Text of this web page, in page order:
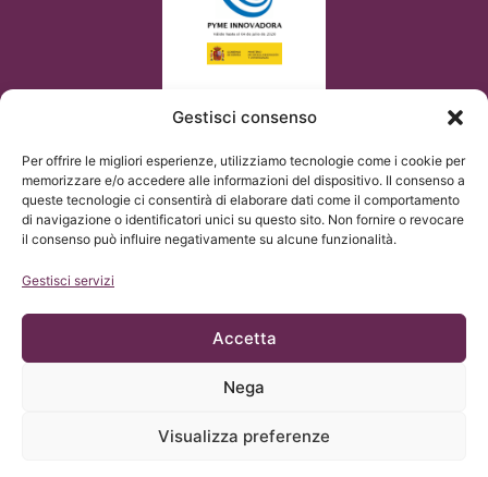
Gestisci consenso
Per offrire le migliori esperienze, utilizziamo tecnologie come i cookie per
memorizzare e/o accedere alle informazioni del dispositivo. Il consenso a
queste tecnologie ci consentirà di elaborare dati come il comportamento
di navigazione o identificatori unici su questo sito. Non fornire o revocare
il consenso può influire negativamente su alcune funzionalità.
Gestisci servizi
Accetta
Nega
Visualizza preferenze
© Copyright Institut Chiari 2025
(GDPR).